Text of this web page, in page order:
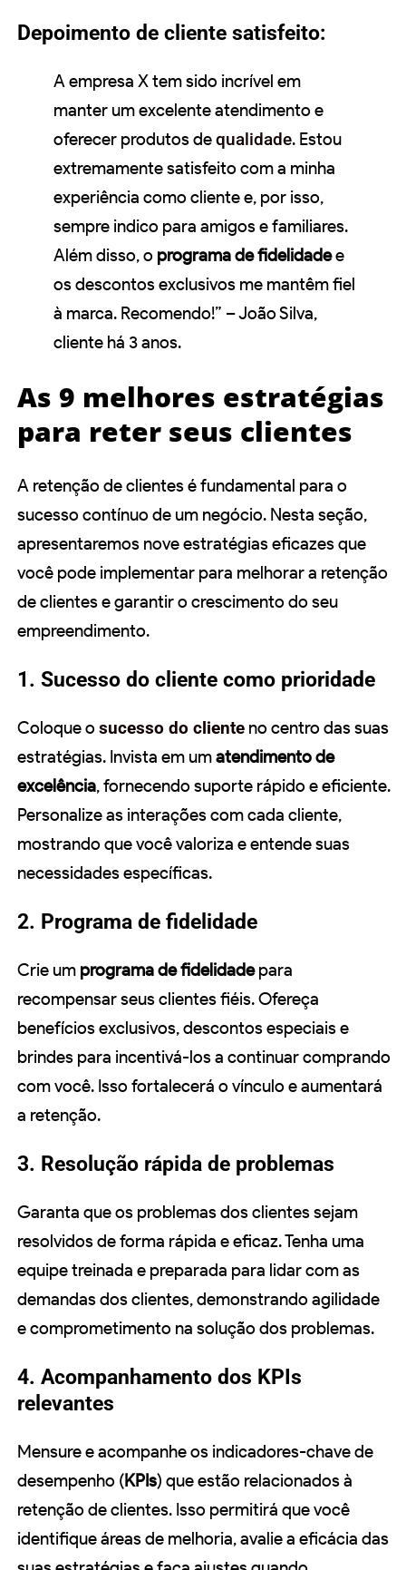
Depoimento de cliente satisfeito:
A empresa X tem sido incrível em
manter um excelente atendimento e
oferecer produtos dequalidade. Estou
extremamente satisfeito com a minha
experiência como cliente e, por isso,
sempre indico para amigos e familiares.
Além disso, o programa de fidelidadee
os descontos exclusivos me mantêm fiel
à marca. Recomendo!” – João Silva,
cliente há 3 anos.
As 9 melhores estratégias
para reter seus clientes
A retenção de clientes é fundamental para o
sucesso contínuo de um negócio. Nesta seção,
apresentaremos nove estratégias eficazes que
você pode implementar para melhorar a retenção
de clientes e garantir o crescimento do seu
empreendimento.
1. Sucesso do cliente como prioridade
Coloque o sucesso do cliente no centro das suas
estratégias. Invista em umatendimento de
excelência, fornecendo suporte rápido e eficiente.
Personalize as interações com cada cliente,
mostrando que você valoriza e entende suas
necessidades específicas.
2. Programa de fidelidade
Crie um programa de fidelidadepara
recompensar seus clientes fiéis. Ofereça
benefícios exclusivos, descontos especiais e
brindes para incentivá-los a continuar comprando
com você. Isso fortalecerá o vínculo e aumentará
a retenção.
3. Resolução rápida de problemas
Garanta que os problemas dos clientes sejam
resolvidos de forma rápida e eficaz. Tenha uma
equipe treinada e preparada para lidar com as
demandas dos clientes, demonstrando agilidade
e comprometimento na solução dos problemas.
4. Acompanhamento dos KPIs
relevantes
Mensure e acompanhe os indicadores-chave de
desempenho (KPIs) que estão relacionados à
retenção de clientes. Isso permitirá que você
identifique áreas de melhoria, avalie a eficácia das